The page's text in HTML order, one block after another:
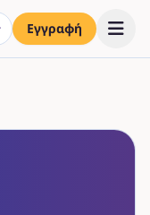
Εγγραφή